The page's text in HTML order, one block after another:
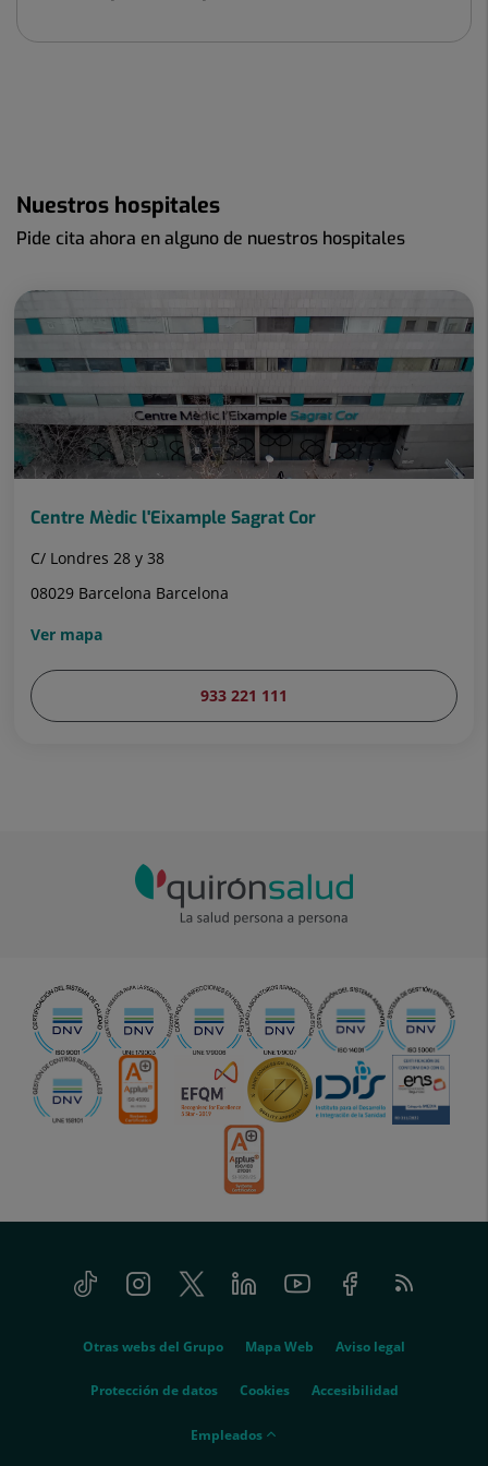
Nuestros hospitales
Pide cita ahora en alguno de nuestros hospitales
Centre Mèdic l'Eixample Sagrat Cor
C/ Londres 28 y 38
08029 Barcelona Barcelona
Ver mapa
933 221 111
Tiktok InstagramTwitter LinkedinYoutube FacebookFeed
RSS
Otras webs del Grupo Mapa Web Aviso legal
Protección de datos Cookies Accesibilidad
empleados
Empleados